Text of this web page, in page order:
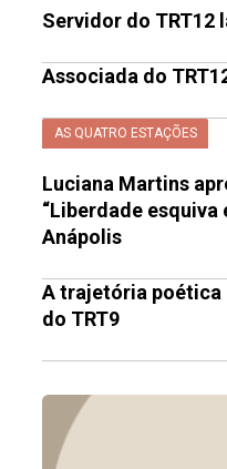
Servidor do TRT12
Associada do
AS QUATRO ESTAÇÕES
Luciana Martins
“Liberdade esquiva
Anápolis
A trajetória poética
do TRT9